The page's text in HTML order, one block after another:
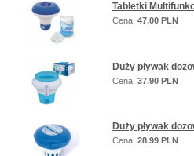
Tabletki
Cena: 47.00 PLN
Duży pływak
Cena: 37.90 PLN
Duży pływak
Cena: 28.99 PLN